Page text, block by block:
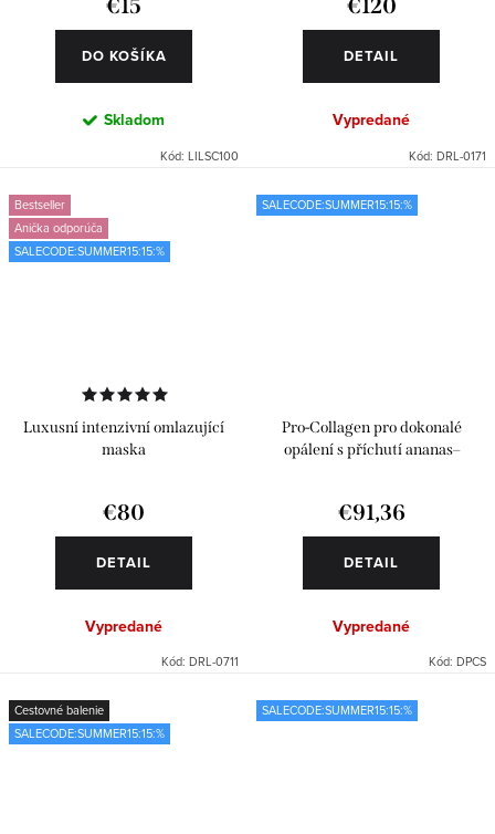
€15
DO KOŠÍKA
Skladom
Kód: LILSC100
€120
DETAIL
Vypredané
Kód: DRL-0171
Bestseller
Anička odporúča
SALECODE:SUMMER15:15:%
Luxusní intenzivní omlazující
maska
€80
DETAIL
Vypredané
Kód: DRL-0711
SALECODE:SUMMER15:15:%
Pro-Collagen pro dokonalé
opálení s příchutí ananas–
€91,36
DETAIL
Vypredané
Kód: DPCS
Cestovné balenie
SALECODE:SUMMER15:15:%
SALECODE:SUMMER15:15:%